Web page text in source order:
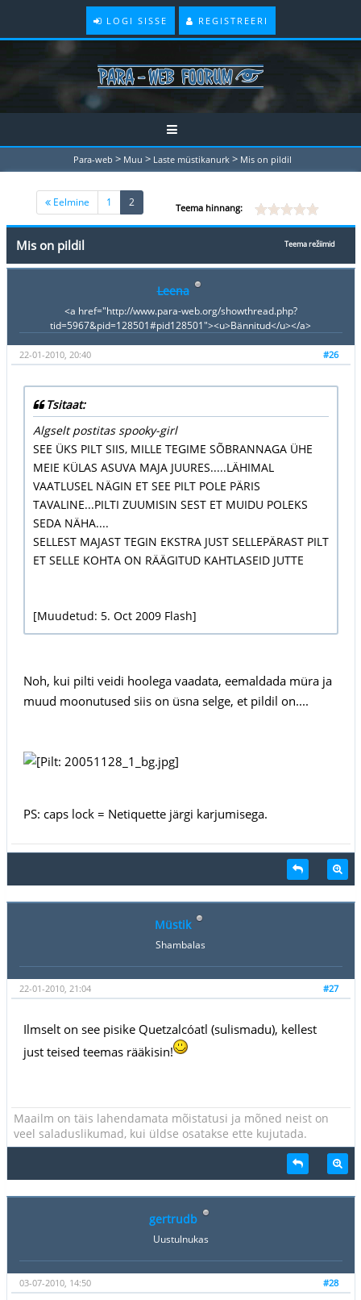
LOGI SISSE REGISTREERI
Para-web > Muu > Laste müstikanurk > Mis on pildil
Eelmine 1 2 Teema hinnang:
Teema režiimid
Mis on pildil
Leena
<a href="http://www.para-web.org/showthread.php?
tid=5967&pid=128501#pid128501"><u>Bännitud</u></a>
#26
22-01-2010, 20:40
Tsitaat:
Algselt postitas spooky-girl
SEE ÜKS PILT SIIS, MILLE TEGIME SÕBRANNAGA ÜHE
MEIE KÜLAS ASUVA MAJA JUURES.....LÄHIMAL
VAATLUSEL NÄGIN ET SEE PILT POLE PÄRIS
TAVALINE...PILTI ZUUMISIN SEST ET MUIDU POLEKS
SEDA NÄHA....
SELLEST MAJAST TEGIN EKSTRA JUST SELLEPÄRAST PILT
ET SELLE KOHTA ON RÄÄGITUD KAHTLASEID JUTTE
[Muudetud: 5. Oct 2009 Flash]
Noh, kui pilti veidi hoolega vaadata, eemaldada müra ja
muud moonutused siis on üsna selge, et pildil on....
PS: caps lock = Netiquette järgi karjumisega.
Müstik
Shambalas
#27
22-01-2010, 21:04
Ilmselt on see pisike Quetzalcóatl (sulismadu), kellest
just teised teemas rääkisin!
Maailm on täis lahendamata mõistatusi ja mõned neist on
veel saladuslikumad, kui üldse osatakse ette kujutada.
gertrudb
Uustulnukas
#28
03-07-2010, 14:50